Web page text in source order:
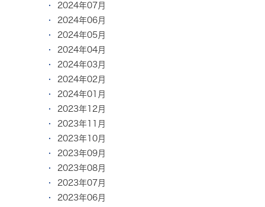
2024年07月
2024年06月
2024年05月
2024年04月
2024年03月
2024年02月
2024年01月
2023年12月
2023年11月
2023年10月
2023年09月
2023年08月
2023年07月
2023年06月